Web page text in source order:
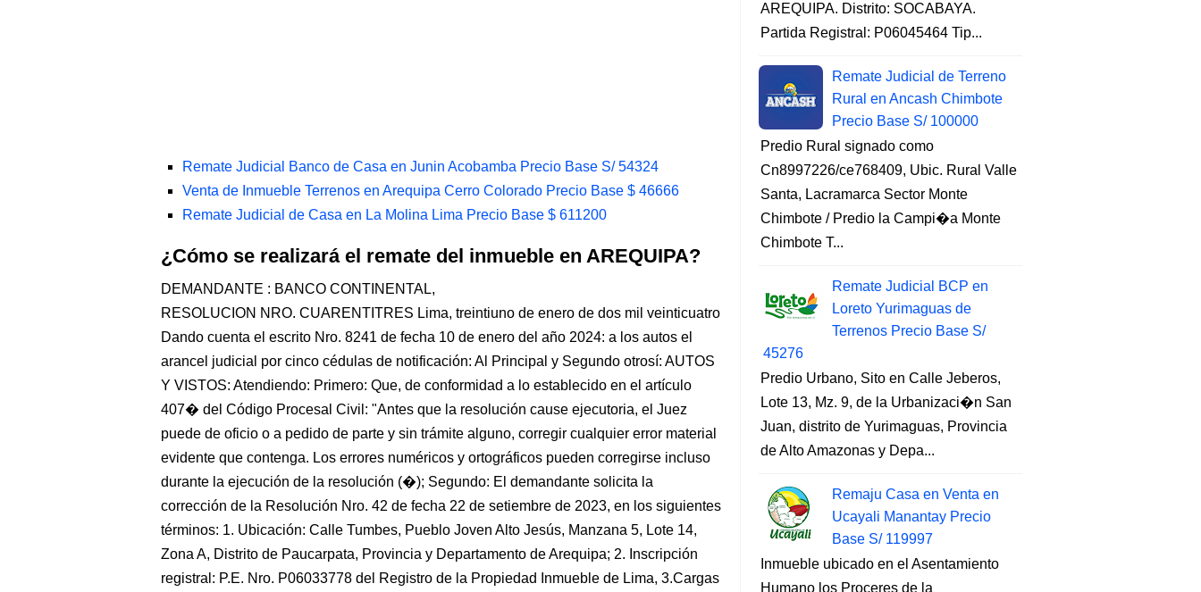
Remate Judicial Banco de Casa en Junin Acobamba Precio Base S/ 54324
Venta de Inmueble Terrenos en Arequipa Cerro Colorado Precio Base $ 46666
Remate Judicial de Casa en La Molina Lima Precio Base $ 611200
¿Cómo se realizará el remate del inmueble en AREQUIPA?
DEMANDANTE : BANCO CONTINENTAL,
RESOLUCION NRO. CUARENTITRES Lima, treintiuno de enero de dos mil veinticuatro
Dando cuenta el escrito Nro. 8241 de fecha 10 de enero del año 2024: a los autos el
arancel judicial por cinco cédulas de notificación: Al Principal y Segundo otrosí: AUTOS
Y VISTOS: Atendiendo: Primero: Que, de conformidad a lo establecido en el artículo
407� del Código Procesal Civil: "Antes que la resolución cause ejecutoria, el Juez
puede de oficio o a pedido de parte y sin trámite alguno, corregir cualquier error material
evidente que contenga. Los errores numéricos y ortográficos pueden corregirse incluso
durante la ejecución de la resolución (�); Segundo: El demandante solicita la
corrección de la Resolución Nro. 42 de fecha 22 de setiembre de 2023, en los siguientes
términos: 1. Ubicación: Calle Tumbes, Pueblo Joven Alto Jesús, Manzana 5, Lote 14,
Zona A, Distrito de Paucarpata, Provincia y Departamento de Arequipa; 2. Inscripción
registral: P.E. Nro. P06033778 del Registro de la Propiedad Inmueble de Lima, 3.Cargas
AREQUIPA. Distrito: SOCABAYA.
Partida Registral: P06045464 Tip...
Remate Judicial de Terreno
Rural en Ancash Chimbote
Precio Base S/ 100000
Predio Rural signado como
Cn8997226/ce768409, Ubic. Rural Valle
Santa, Lacramarca Sector Monte
Chimbote / Predio la Campi�a Monte
Chimbote T...
Remate Judicial BCP en
Loreto Yurimaguas de
Terrenos Precio Base S/
45276
Predio Urbano, Sito en Calle Jeberos,
Lote 13, Mz. 9, de la Urbanizaci�n San
Juan, distrito de Yurimaguas, Provincia
de Alto Amazonas y Depa...
Remaju Casa en Venta en
Ucayali Manantay Precio
Base S/ 119997
Inmueble ubicado en el Asentamiento
Humano los Proceres de la